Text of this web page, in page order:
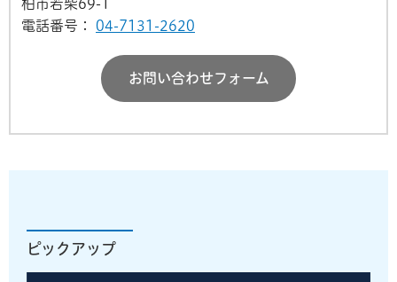
柏市若柴69-1
電話番号：
04-7131-2620
お問い合わせフォーム
ピックアップ